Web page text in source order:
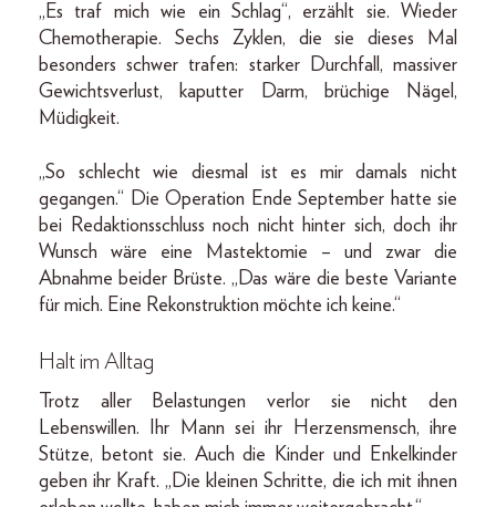
„Es traf mich wie ein Schlag“, erzählt sie. Wieder
Chemotherapie. Sechs Zyklen, die sie dieses Mal
besonders schwer trafen: starker Durchfall, massiver
Gewichtsverlust, kaputter Darm, brüchige Nägel,
Müdigkeit.
„So schlecht wie diesmal ist es mir damals nicht
gegangen.“ Die Operation Ende September hatte sie
bei Redaktionsschluss noch nicht hinter sich, doch ihr
Wunsch wäre eine Mastektomie – und zwar die
Abnahme beider Brüste. „Das wäre die beste Variante
für mich. Eine Rekonstruktion möchte ich keine.“
Halt im Alltag
Trotz aller Belastungen verlor sie nicht den
Lebenswillen. Ihr Mann sei ihr Herzensmensch, ihre
Stütze, betont sie. Auch die Kinder und Enkelkinder
geben ihr Kraft. „Die kleinen Schritte, die ich mit ihnen